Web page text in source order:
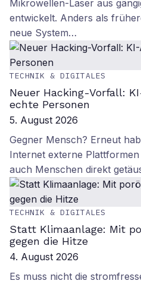
Mikrowellen-Laser aus
entwickelt. Anders als
neue System…
TECHNIK & DIGITALES
Neuer Hacking-Vorfall:
echte Personen
5. August 2026
Gegner Mensch? Erneut
Internet externe
auch Menschen direkt
TECHNIK & DIGITALES
Statt Klimaanlage: Mit
gegen die Hitze
4. August 2026
Es muss nicht die